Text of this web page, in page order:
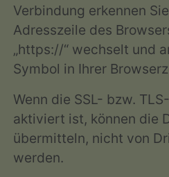
Verbindung erkennen
Adresszeile des
„https://“ wechselt und
Symbol in Ihrer
Wenn die SSL- bzw.
aktiviert ist, können die
übermitteln, nicht von
werden.